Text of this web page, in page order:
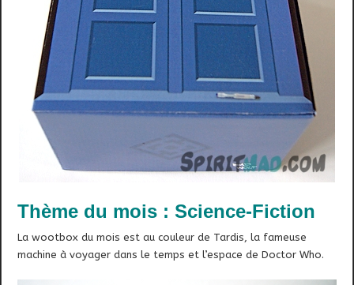
Thème du mois : Science-Fiction
La wootbox du mois est au couleur de Tardis, la fameuse
machine à voyager dans le temps et l’espace de Doctor Who.